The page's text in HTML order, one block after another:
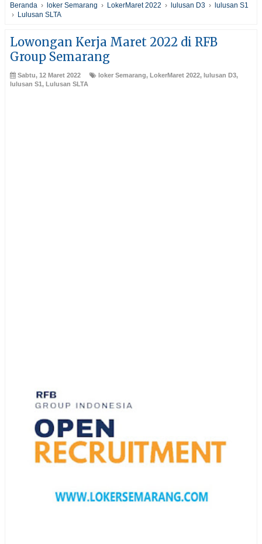
Beranda › loker Semarang › LokerMaret 2022 › lulusan D3 › lulusan S1
› Lulusan SLTA
Lowongan Kerja Maret 2022 di RFB
Group Semarang
Sabtu, 12 Maret 2022 loker Semarang, LokerMaret 2022, lulusan D3,
lulusan S1, Lulusan SLTA